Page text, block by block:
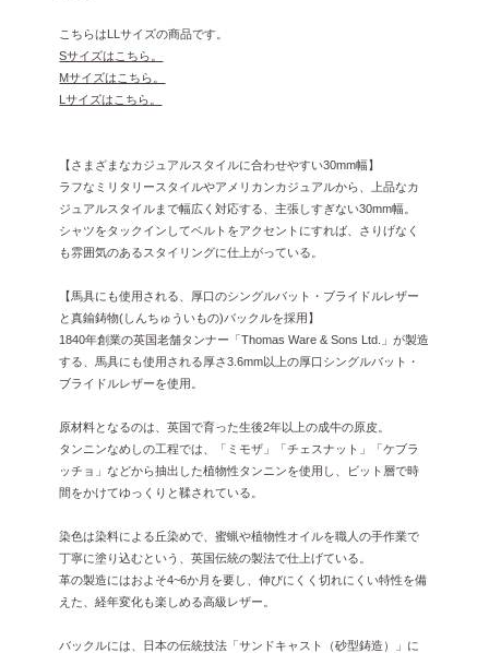
こちらはLLサイズの商品です。
Sサイズはこちら。
Mサイズはこちら。
Lサイズはこちら。
【さまざまなカジュアルスタイルに合わせやすい30mm幅】
ラフなミリタリースタイルやアメリカンカジュアルから、上品なカ
ジュアルスタイルまで幅広く対応する、主張しすぎない30mm幅。
シャツをタックインしてベルトをアクセントにすれば、さりげなく
も雰囲気のあるスタイリングに仕上がっている。
【馬具にも使用される、厚口のシングルバット・ブライドルレザー
と真鍮鋳物(しんちゅういもの)バックルを採用】
1840年創業の英国老舗タンナー「Thomas Ware & Sons Ltd.」が製造
する、馬具にも使用される厚さ3.6mm以上の厚口シングルバット・
ブライドルレザーを使用。
原材料となるのは、英国で育った生後2年以上の成牛の原皮。
タンニンなめしの工程では、「ミモザ」「チェスナット」「ケブラ
ッチョ」などから抽出した植物性タンニンを使用し、ビット層で時
間をかけてゆっくりと鞣されている。
染色は染料による丘染めで、蜜蝋や植物性オイルを職人の手作業で
丁寧に塗り込むという、英国伝統の製法で仕上げている。
革の製造にはおよそ4~6か月を要し、伸びにくく切れにくい特性を備
えた、経年変化も楽しめる高級レザー。
バックルには、日本の伝統技法「サンドキャスト（砂型鋳造）」に